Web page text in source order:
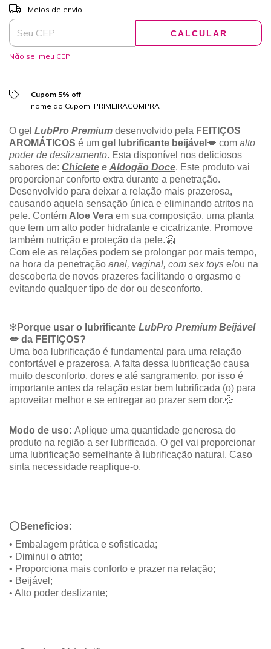
Entregas para o CEP:
Meios de envio
CALCULAR
Não sei meu CEP
Cupom 5% off
nome do Cupom: PRIMEIRACOMPRA
O gel LubPro Premium desenvolvido pela FEITIÇOS
AROMÁTICOS é um gel lubrificante beijável 💋 com alto
poder de deslizamento. Esta disponível nos deliciosos
sabores de: Chiclete e Aldogão Doce. Este produto vai
proporcionar conforto extra durante a penetração.
Desenvolvido para deixar a relação mais prazerosa,
causando aquela sensação única e eliminando atritos na
pele. Contém Aloe Vera em sua composição, uma planta
que tem um alto poder hidratante e cicatrizante. Promove
também nutrição e proteção da pele.🤗
Com ele as relações podem se prolongar por mais tempo,
na hora da penetração anal, vaginal, com sex toys e/ou na
descoberta de novos prazeres facilitando o orgasmo e
evitando qualquer tipo de dor ou desconforto.
❇ Porque usar o lubrificante LubPro Premium Beijável
💋 da FEITIÇOS?
Uma boa lubrificação é fundamental para uma relação
confortável e prazerosa. A falta dessa lubrificação causa
muito desconforto, dores e até sangramento, por isso é
importante antes da relação estar bem lubrificada (o) para
aproveitar melhor e se entregar ao prazer sem dor.💦
Modo de uso: Aplique uma quantidade generosa do
produto na região a ser lubrificada. O gel vai proporcionar
uma lubrificação semelhante à lubrificação natural. Caso
sinta necessidade reaplique-o.
⭕ Benefícios:
• Embalagem prática e sofisticada;
• Diminui o atrito;
• Proporciona mais conforto e prazer na relação;
• Beijável;
• Alto poder deslizante;